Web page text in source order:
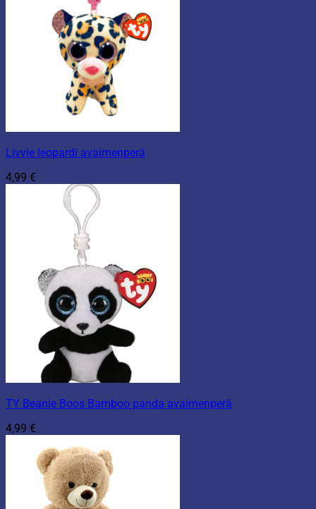
Livvie leopardi avaimenperä
4,99 €
TY Beanie Boos Bamboo panda avaimenperä
4,99 €